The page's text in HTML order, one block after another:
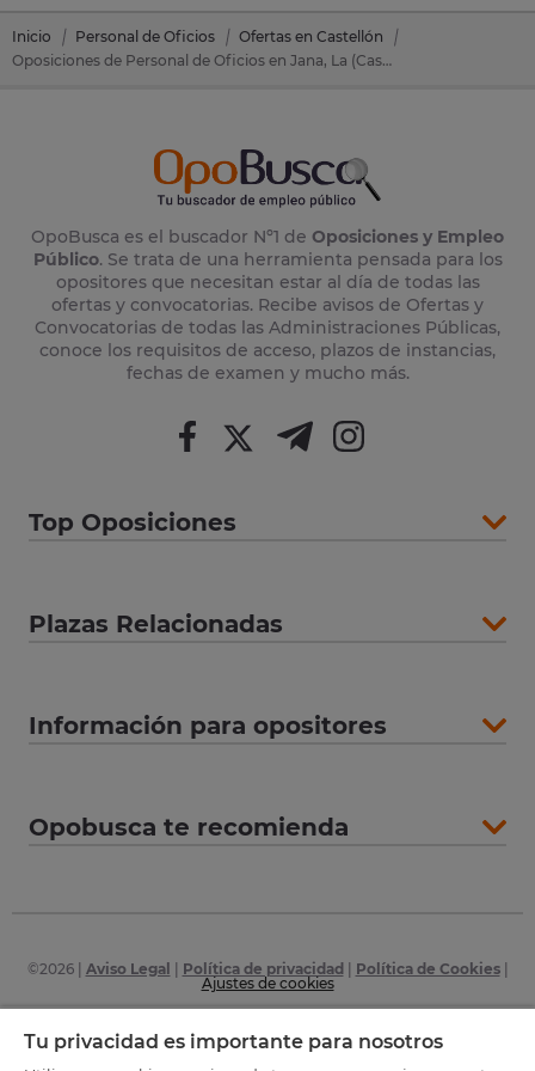
Inicio Personal de Oficios
Ofertas en Castellón
Oposiciones de Personal de Oficios en Jana, La (Castellón)
OpoBusca es el buscador Nº1 de Oposiciones y Empleo
Público. Se trata de una herramienta pensada para los
opositores que necesitan estar al día de todas las
ofertas y convocatorias. Recibe avisos de Ofertas y
Convocatorias de todas las Administraciones Públicas,
conoce los requisitos de acceso, plazos de instancias,
fechas de examen y mucho más.
Top Oposiciones
Plazas Relacionadas
Información para opositores
Opobusca te recomienda
©2026| Aviso Legal Política de privacidad Política de Cookies|
Ajustes de cookies
Tu privacidad es importante para nosotros